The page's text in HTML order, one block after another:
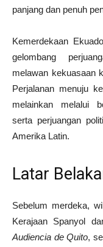
panjang dan penuh
Kemerdekaan
gelombang
melawan kekuasaan
Perjalanan menuju
melainkan melalui
serta perjuangan
Amerika Latin.
Latar
Sebelum merdeka,
Kerajaan Spanyol
Audiencia de Quito,